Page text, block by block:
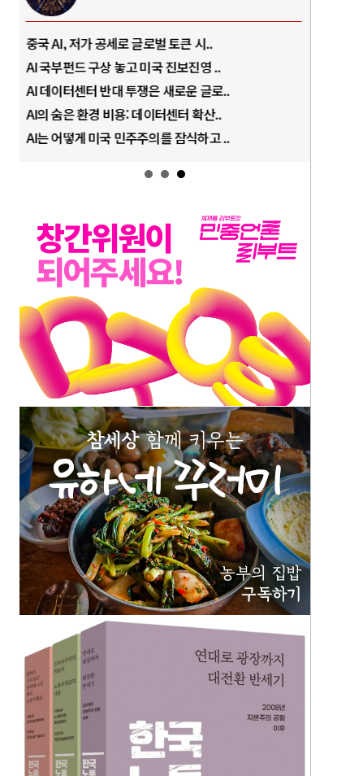
전쟁의 추상화: 우크라이나, 대리전의 역..
EU·우크라이나 드론 협력 직후, 러시아..
나토, 우크라 군사지원 2027년까지 공..
우크라이나, 덴마크, 에스토니아, 네덜란..
러·우크라, 대규모 공습 주고받아…민간 ..